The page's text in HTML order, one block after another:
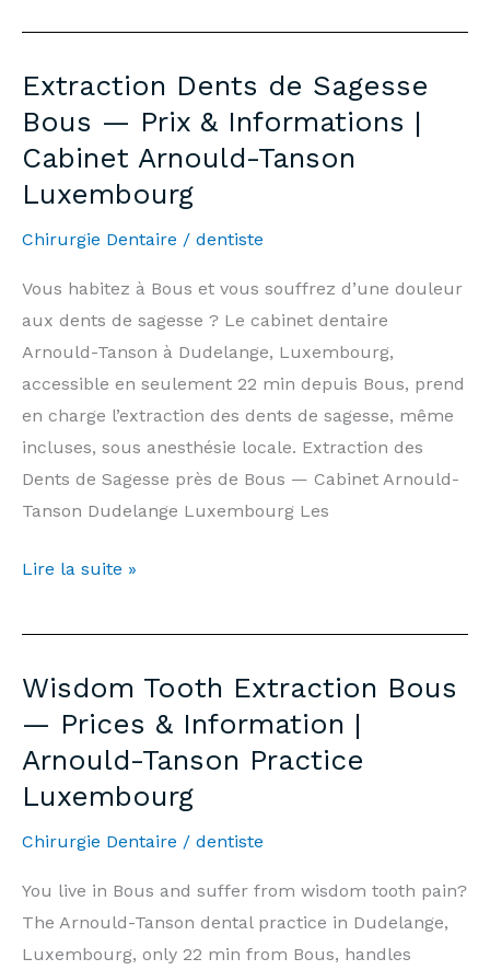
Bous
Price
€500
&
Information
Arnould-
Tanson
Practice
Luxembourg
Extraction Dents de Sagesse
Bous — Prix & Informations |
Cabinet Arnould-Tanson
Luxembourg
Chirurgie Dentaire / dentiste
Vous habitez à Bous et vous souffrez d’une douleur
aux dents de sagesse ? Le cabinet dentaire
Arnould-Tanson à Dudelange, Luxembourg,
accessible en seulement 22 min depuis Bous, prend
en charge l’extraction des dents de sagesse, même
incluses, sous anesthésie locale. Extraction des
Dents de Sagesse près de Bous — Cabinet Arnould-
Tanson Dudelange Luxembourg Les
Extraction
de
Bous
—
Prix
&
Cabinet
Arnould-
Tanson
Lire la suite »
Wisdom Tooth Extraction Bous
— Prices & Information |
Arnould-Tanson Practice
Luxembourg
Chirurgie Dentaire / dentiste
You live in Bous and suffer from wisdom tooth pain?
The Arnould-Tanson dental practice in Dudelange,
Luxembourg, only 22 min from Bous, handles